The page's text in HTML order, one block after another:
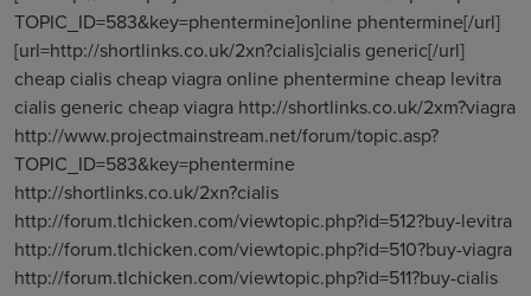
TOPIC_ID=583&key=phentermine]online phentermine[/url]
[url=http://shortlinks.co.uk/2xn?cialis]cialis generic[/url]
cheap cialis cheap viagra online phentermine cheap levitra
cialis generic cheap viagra http://shortlinks.co.uk/2xm?viagra
http://www.projectmainstream.net/forum/topic.asp?
TOPIC_ID=583&key=phentermine
http://shortlinks.co.uk/2xn?cialis
http://forum.tlchicken.com/viewtopic.php?id=512?buy-levitra
http://forum.tlchicken.com/viewtopic.php?id=510?buy-viagra
http://forum.tlchicken.com/viewtopic.php?id=511?buy-cialis